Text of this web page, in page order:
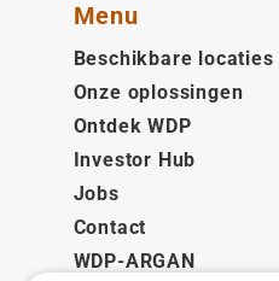
Menu
Beschikbare locaties
Onze oplossingen
Ontdek WDP
Investor Hub
Jobs
Contact
WDP-ARGAN